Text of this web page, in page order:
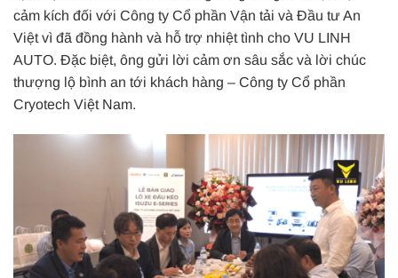
cảm kích đối với Công ty Cổ phần Vận tải và Đầu tư An
Việt vì đã đồng hành và hỗ trợ nhiệt tình cho VU LINH
AUTO. Đặc biệt, ông gửi lời cảm ơn sâu sắc và lời chúc
thượng lộ bình an tới khách hàng – Công ty Cổ phần
Cryotech Việt Nam.